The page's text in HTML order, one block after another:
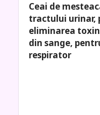
Ceai de
tractului urinar,
eliminarea
din sange,
respirator